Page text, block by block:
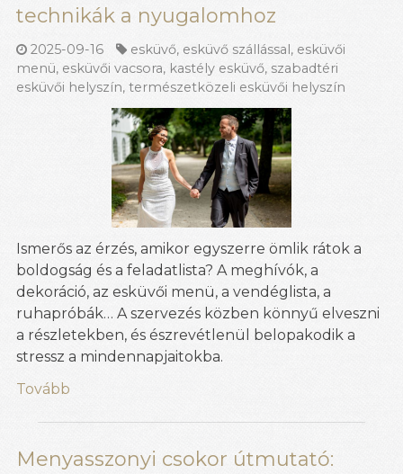
technikák a nyugalomhoz
2025-09-16 esküvő, esküvő szállással, esküvői
menü, esküvői vacsora, kastély esküvő, szabadtéri
esküvői helyszín, természetközeli esküvői helyszín
Ismerős az érzés, amikor egyszerre ömlik rátok a
boldogság és a feladatlista? A meghívók, a
dekoráció, az esküvői menü, a vendéglista, a
ruhapróbák… A szervezés közben könnyű elveszni
a részletekben, és észrevétlenül belopakodik a
stressz a mindennapjaitokba.
Tovább
Menyasszonyi csokor útmutató: